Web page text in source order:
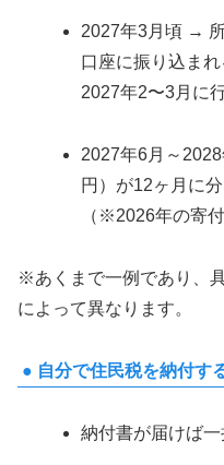
2027年3月頃 →
口座に振り込ま
2027年2〜3月に
2027年6月～
円）が12ヶ月に
（※2026年の寄
※あくまで一例であり、
によって異なります。
● 自分で住民税を納付す
納付書が届けば